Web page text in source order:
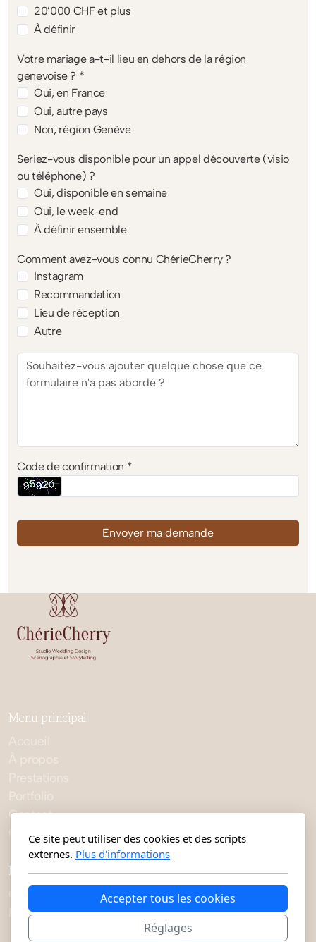
20’000 CHF et plus
À définir
Votre mariage a-t-il lieu en dehors de la région
genevoise ? *
Oui, en France
Oui, autre pays
Non, région Genève
Seriez-vous disponible pour un appel découverte (visio
ou téléphone) ?
Oui, disponible en semaine
Oui, le week-end
À définir ensemble
Comment avez-vous connu ChérieCherry ?
Instagram
Recommandation
Lieu de réception
Autre
Code de confirmation *
Envoyer ma demande
Menu principal
Accueil
À propos
Prestations
Portfolio
Contact
Conditions Générales
Légal
Conditions d'utilisation
Politique de confidentialité
Ce site peut utiliser des cookies et des scripts
externes. Plus d'informations
Accepter tous les cookies
Réglages